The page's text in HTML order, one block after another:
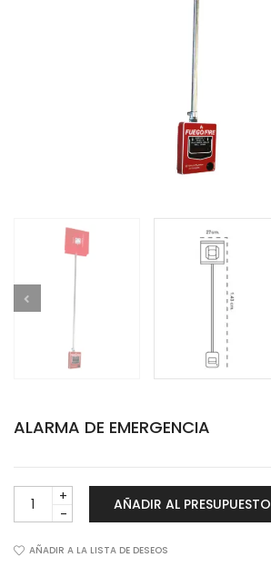
ALARMA DE EMERGENCIA
ALARMA
cantidad
AÑADIR AL PRESUPUESTO
AÑADIR A LA LISTA DE DESEOS